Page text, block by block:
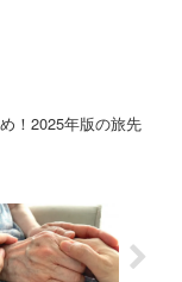
！2025年版の旅先